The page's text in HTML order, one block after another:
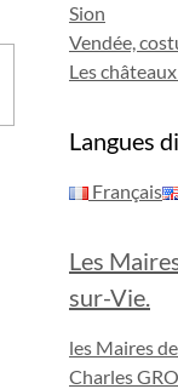
Sion
Vendée,
Les
Langues
Français
Les
sur-Vie.
les Maires
Charles